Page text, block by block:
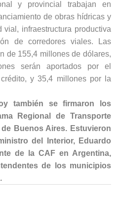
y provincial trabajan en
de obras hídricas y
vial, infraestructura productiva
de corredores viales. Las
de 155,4 millones de dólares,
serán aportados por el
y 35,4 millones por la
también se firmaron los
Regional de Transporte
Buenos Aires. Estuvieron
del Interior, Eduardo
de la CAF en Argentina,
de los municipios